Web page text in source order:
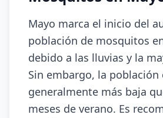
Mayo marca el inicio del
población de mosquitos
debido a las lluvias y la
Sin embargo, la población
generalmente más baja
meses de verano. Es